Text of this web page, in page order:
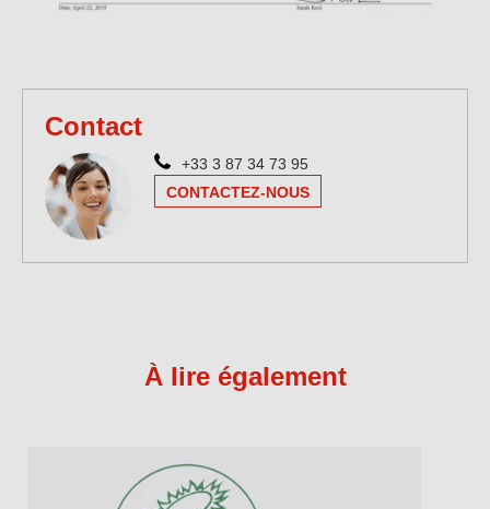
Contact
+33 3 87 34 73 95
CONTACTEZ-NOUS
À lire également